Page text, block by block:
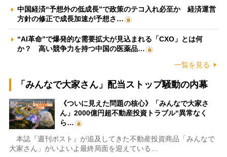
中国経済“予想外の低成長”で政策のテコ入れ必至か 経済運営
方針の修正で成長加速が予想さ…
“AI革命”で爆発的な需要拡大が見込まれる「CXO」とは何
か？ 高い競争力を持つ中国の医薬品…
一覧を見る
「みんなで大家さん」配当ストップ騒動の内幕
《ついに見えた問題の核心》「みんなで大家さ
ん」2000億円超不動産投資トラブル“異常なく
ら…
本誌『週刊ポスト』が追及してきた不動産投資商品「みんなで
大家さん」がいよいよ最終局面を迎えている…